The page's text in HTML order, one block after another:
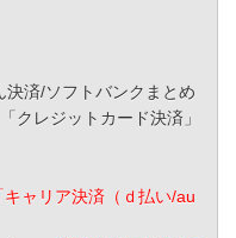
決済/ソフトバンクまとめ
クレジットカード決済」
ャリア決済（ｄ払い/au